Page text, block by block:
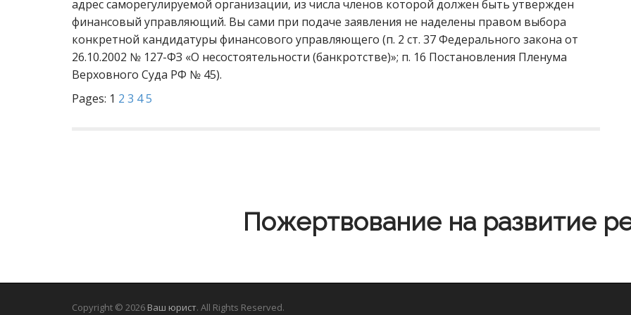
адрес саморегулируемой организации, из числа членов которой должен быть утвержден
финансовый управляющий. Вы сами при подаче заявления не наделены правом выбора
конкретной кандидатуры финансового управляющего (п. 2 ст. 37 Федерального закона от
26.10.2002 № 127-ФЗ «О несостоятельности (банкротстве)»; п. 16 Постановления Пленума
Верховного Суда РФ № 45).
Pages: 1 2 3 45
Пожертвование на развитие
Copyright © 2026 Ваш юрист. All Rights Reserved.